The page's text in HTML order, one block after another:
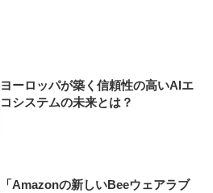
ヨーロッパが築く信頼性の高いAIエ
コシステムの未来とは？
「Amazonの新しいBeeウェアラブ